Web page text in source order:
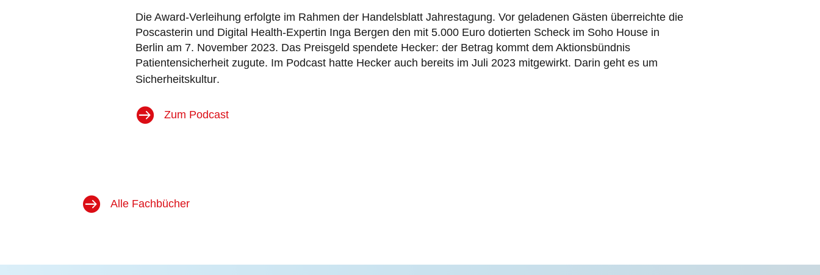
Die Award-Verleihung erfolgte im Rahmen der Handelsblatt Jahrestagung. Vor geladenen Gästen überreichte die
Poscasterin und Digital Health-Expertin Inga Bergen den mit 5.000 Euro dotierten Scheck im Soho House in
Berlin am 7. November 2023. Das Preisgeld spendete Hecker: der Betrag kommt dem Aktionsbündnis
Patientensicherheit zugute. Im Podcast hatte Hecker auch bereits im Juli 2023 mitgewirkt. Darin geht es um
Sicherheitskultur.
Zum Podcast
Alle Fachbücher